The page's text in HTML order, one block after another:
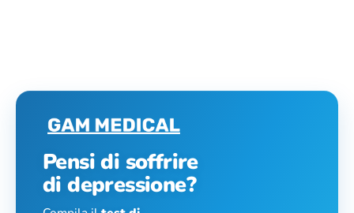
Pensi di soffrire
di depressione?